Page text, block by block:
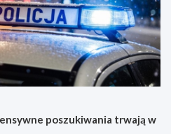
poszukiwania trwają w